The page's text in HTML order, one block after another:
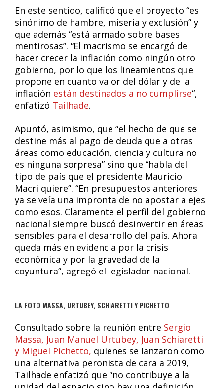
En este sentido, calificó que el proyecto “es
sinónimo de hambre, miseria y exclusión” y
que además “está armado sobre bases
mentirosas”. “El macrismo se encargó de
hacer crecer la inflación como ningún otro
gobierno, por lo que los lineamientos que
propone en cuanto valor del dólar y de la
inflación están destinados a no cumplirse“,
enfatizó Tailhade.
Apuntó, asimismo, que “el hecho de que se
destine más al pago de deuda que a otras
áreas como educación, ciencia y cultura no
es ninguna sorpresa” sino que “habla del
tipo de país que el presidente Mauricio
Macri quiere”. “En presupuestos anteriores
ya se veía una impronta de no apostar a ejes
como esos. Claramente el perfil del gobierno
nacional siempre buscó desinvertir en áreas
sensibles para el desarrollo del país. Ahora
queda más en evidencia por la crisis
económica y por la gravedad de la
coyuntura”, agregó el legislador nacional.
LA FOTO MASSA, URTUBEY, SCHIARETTI Y PICHETTO
Consultado sobre la reunión entre Sergio
Massa, Juan Manuel Urtubey, Juan Schiaretti
y Miguel Pichetto, quienes se lanzaron como
una alternativa peronista de cara a 2019,
Tailhade enfatizó que “no contribuye a la